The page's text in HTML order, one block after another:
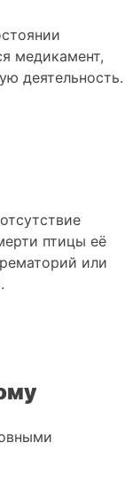
медикамент,
деятельность.
птицы её
или